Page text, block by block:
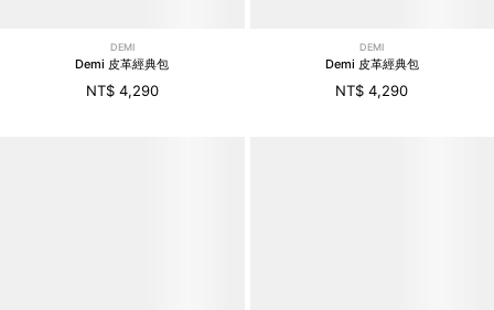
DEMI
Demi 皮革經典包
NT$ 4,290
DEMI
Demi 皮革經典包
NT$ 4,290